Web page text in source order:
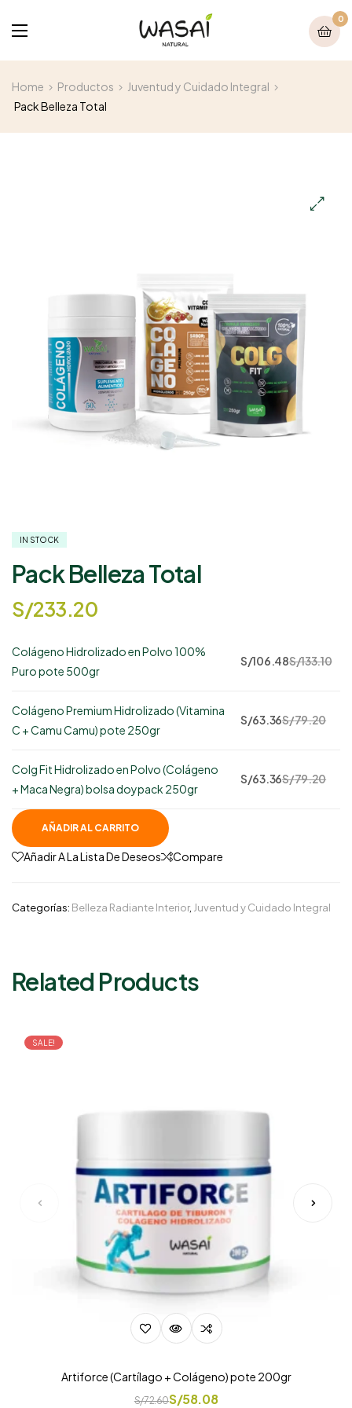
0
Home Productos
Juventud y Cuidado Integral
Pack Belleza Total
IN STOCK
Pack Belleza Total
S/233.20
Colágeno Hidrolizado en Polvo 100%
Puro pote 500gr
S/133.10
S/106.48
78
Colágeno Premium Hidrolizado (Vitamina
C + Camu Camu) pote 250gr
S/79.20
S/63.36
66
Colg Fit Hidrolizado en Polvo (Colágeno
+ Maca Negra) bolsa doypack 250gr
S/79.20
S/63.36
81
AÑADIR AL CARRITO
Añadir A La Lista De Deseos Compare
Categorías: Belleza Radiante Interior, Juventud y Cuidado Integral
Related Products
SALE!
Artiforce (Cartílago + Colágeno) pote 200gr
S/72.60S/58.08